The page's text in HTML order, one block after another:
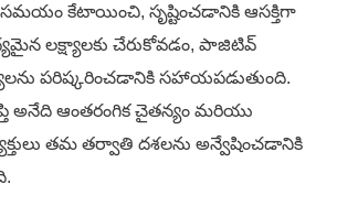
కేటాయించి, సృష్టించడానికి ఆసక్తిగా
లక్ష్యాలకు చేరుకోవడం, పాజిటివ్
పరిష్కరించడానికి సహాయపడుతుంది.
అనేది ఆంతరంగిక చైతన్యం మరియు
తమ తర్వాతి దశలను అన్వేషించడానికి